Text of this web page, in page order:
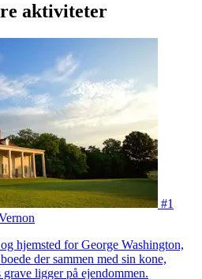
aktiviteter
#1
hjemsted for George Washington,
der sammen med sin kone,
ligger på ejendommen.